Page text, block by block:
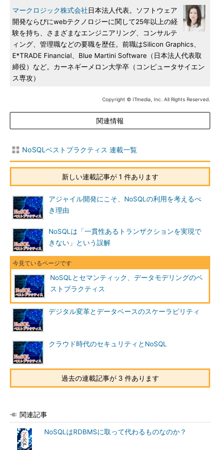
マークロジック株式会社日本法人代表。ソフトウェア
開発ならびにwebテクノロジーに関して25年以上の経
験を持ち、さまざまなエンジニアリング、コンサルテ
ィング、管理職などの要職を歴任。前職はSilicon Graphics、
E*TRADE Financial、Blue Martini Software（日本法人代表取
締役）など。カーネギーメロン大学卒（コンピュータサイエン
ス専攻）
Copyright © ITmedia, Inc. All Rights Reserved.
関連情報
NoSQLベストプラクティス 連載一覧
新しい連載記事が 1 件あります
アジャイル開発にこそ、NoSQLの利用を考えるべ
き理由
NoSQLは「一貫性あるトランザクションを実現で
きない」という誤解
NoSQLとセマンティック、データモデリングのベ
ストプラクティス
デジタル変革とデータベースのスケーラビリティ
クラウド時代のセキュリティとNoSQL
過去の連載記事が 3 件あります
関連記事
NoSQLはRDBMSに取って代わるものなのか？